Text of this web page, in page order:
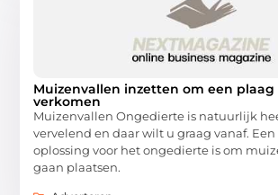
Muizenvallen inzetten om een plaag
verkomen
Muizenvallen Ongedierte is natuurlijk
vervelend en daar wilt u graag vanaf.
oplossing voor het ongedierte is om
gaan plaatsen.